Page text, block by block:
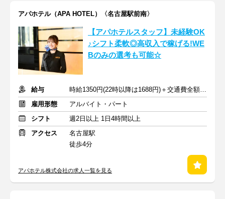
アパホテル（APA HOTEL）〈名古屋駅前南〉
【アパホテルスタッフ】未経験OK
♪シフト柔軟◎高収入で稼げる!WE
Bのみの選考も可能☆
給与
時給1350円(22時以降は1688円)＋交通費全額支給
雇用形態
アルバイト・パート
シフト
週2日以上 1日4時間以上
アクセス
名古屋駅
徒歩4分
アパホテル株式会社の求人一覧を見る